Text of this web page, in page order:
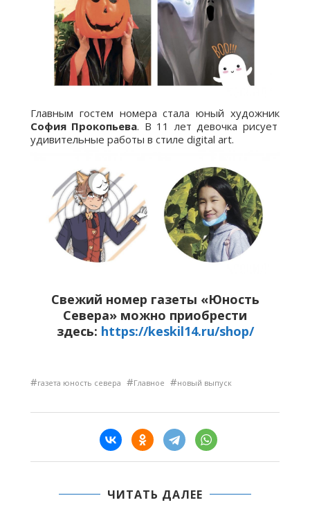
Главным гостем номера стала юный художник
София Прокопьева. В 11 лет девочка рисует
удивительные работы в стиле digital art.
Свежий номер газеты «Юность
Севера» можно приобрести
здесь: https://keskil14.ru/shop/
#газета юность севера #Главное #новый выпуск
ЧИТАТЬ ДАЛЕЕ